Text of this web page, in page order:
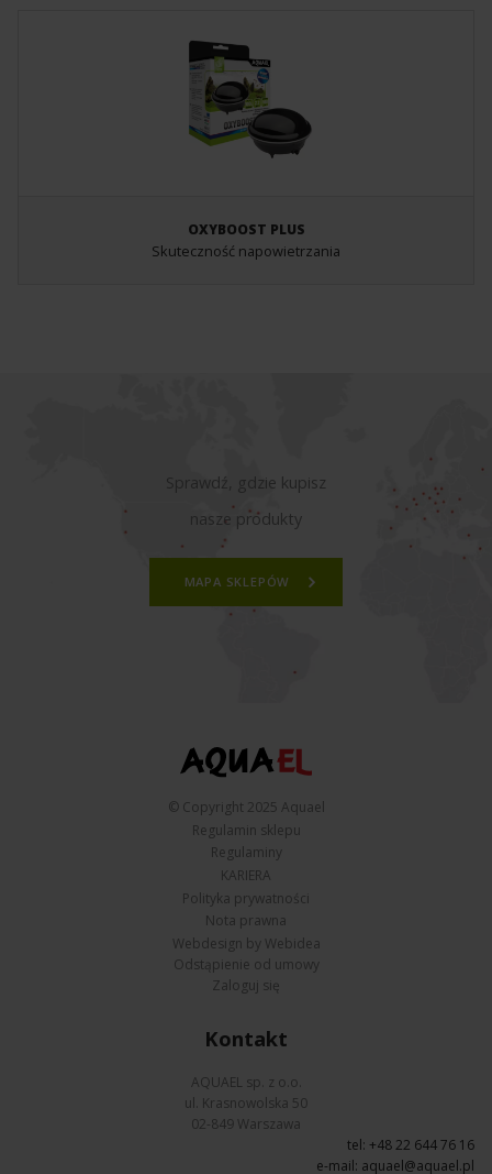
OXYBOOST PLUS
Skuteczność napowietrzania
Sprawdź, gdzie kupisz
nasze produkty
MAPA SKLEPÓW
© Copyright 2025 Aquael
Regulamin sklepu
Regulaminy
KARIERA
Polityka prywatności
Nota prawna
Webdesign by Webidea
Odstąpienie od umowy
Zaloguj się
Kontakt
AQUAEL sp. z o.o.
ul. Krasnowolska 50
02-849 Warszawa
tel: +48 22 644 76 16
e-mail: aquael@aquael.pl